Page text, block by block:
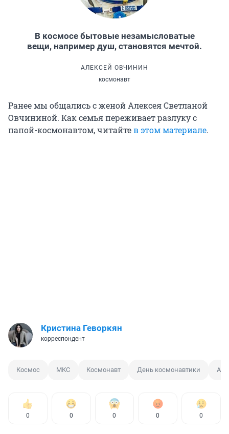
В космосе бытовые незамысловатые
вещи, например душ, становятся мечтой.
АЛЕКСЕЙ ОВЧИНИН
космонавт
Ранее мы общались с женой Алексея Светланой
Овчининой. Как семья переживает разлуку с
папой-космонавтом, читайтев этом материале.
Кристина Геворкян
корреспондент
Космос МКС Космонавт День космонавтики
0 0 0 0 0